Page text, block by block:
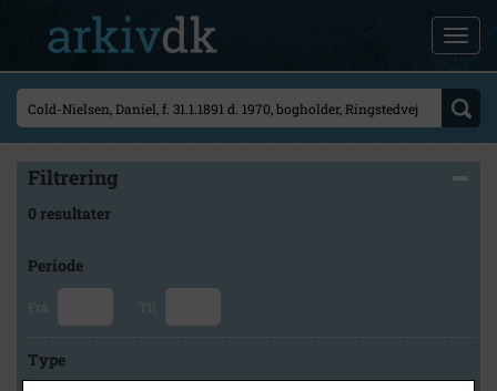
Filtrering
0 resultater
Periode
Fra Til
Type